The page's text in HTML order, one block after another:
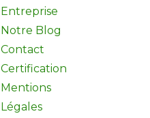
Entreprise
Notre Blog
Contact
Certification
Mentions
Légales